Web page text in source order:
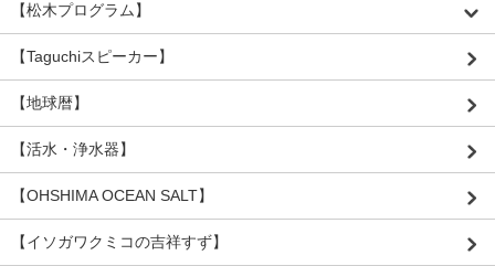
【松木プログラム】
【Taguchiスピーカー】
【地球暦】
【活水・浄水器】
【OHSHIMA OCEAN SALT】
【イソガワクミコの吉祥すず】